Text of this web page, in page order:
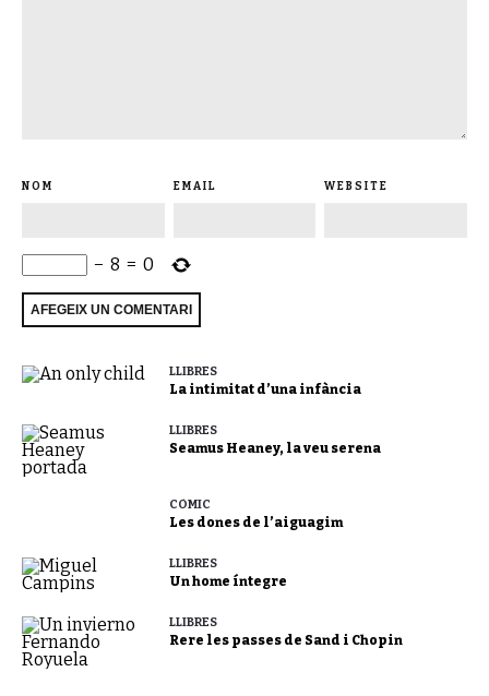
NOM EMAIL WEBSITE
− 8 = 0
LLIBRES
La intimitat d’una infància
LLIBRES
Seamus Heaney, la veu serena
CÒMIC
Les dones de l’aiguagim
LLIBRES
Un home íntegre
LLIBRES
Rere les passes de Sand i Chopin